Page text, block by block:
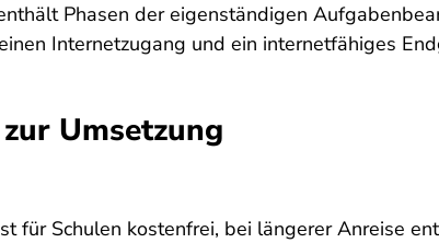
Phasen der eigenständigen
Internetzugang und ein internetfähiges
Umsetzung
für Schulen kostenfrei, bei längerer Anreise